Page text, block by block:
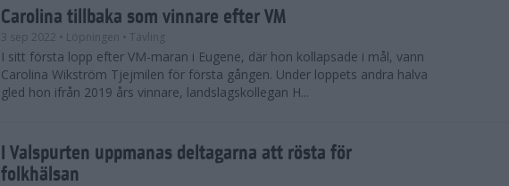
Carolina tillbaka som vinnare efter VM
3 sep 2022 • Löpningen • Tävling
I sitt första lopp efter VM-maran i Eugene, där hon kollapsade i mål, vann
Carolina Wikström Tjejmilen för första gången. Under loppets andra halva
gled hon ifrån 2019 års vinnare, landslagskollegan H...
I Valspurten uppmanas deltagarna att rösta för
folkhälsan